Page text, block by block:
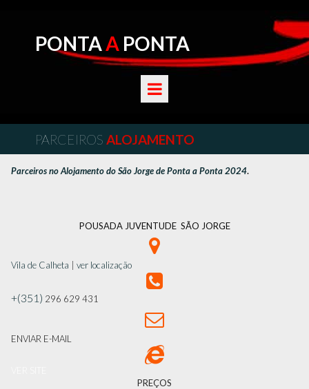
PONTAA PONTA
PARCEIROS ALOJAMENTO
Parceiros no Alojamento do São Jorge de Ponta a Ponta 2024.
POUSADA JUVENTUDE SÃO JORGE

Vila de Calheta ver localização

+(351) 296 629 431

ENVIAR E-MAIL

PREÇOS